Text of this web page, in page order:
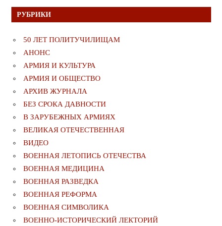
РУБРИКИ
50 ЛЕТ ПОЛИТУЧИЛИЩАМ
АНОНС
АРМИЯ И КУЛЬТУРА
АРМИЯ И ОБЩЕСТВО
АРХИВ ЖУРНАЛА
БЕЗ СРОКА ДАВНОСТИ
В ЗАРУБЕЖНЫХ АРМИЯХ
ВЕЛИКАЯ ОТЕЧЕСТВЕННАЯ
ВИДЕО
ВОЕННАЯ ЛЕТОПИСЬ ОТЕЧЕСТВА
ВОЕННАЯ МЕДИЦИНА
ВОЕННАЯ РАЗВЕДКА
ВОЕННАЯ РЕФОРМА
ВОЕННАЯ СИМВОЛИКА
ВОЕННО-ИСТОРИЧЕСКИЙ ЛЕКТОРИЙ